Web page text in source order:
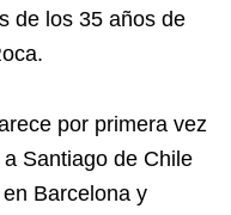
de los 35 años de
por primera vez
Santiago de Chile
Barcelona y